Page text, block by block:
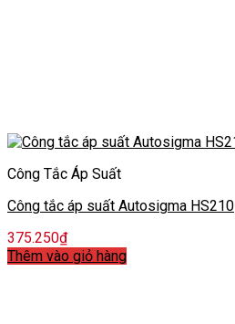
Công Tắc Áp Suất
Công tắc áp suất Autosigma HS210
375.250₫
Thêm vào giỏ hàng